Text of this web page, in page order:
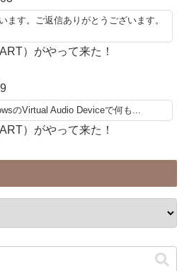
ます。ご返信ありがとうございます。
）がやって来た！
のVirtual Audio Deviceで何も...
）がやって来た！